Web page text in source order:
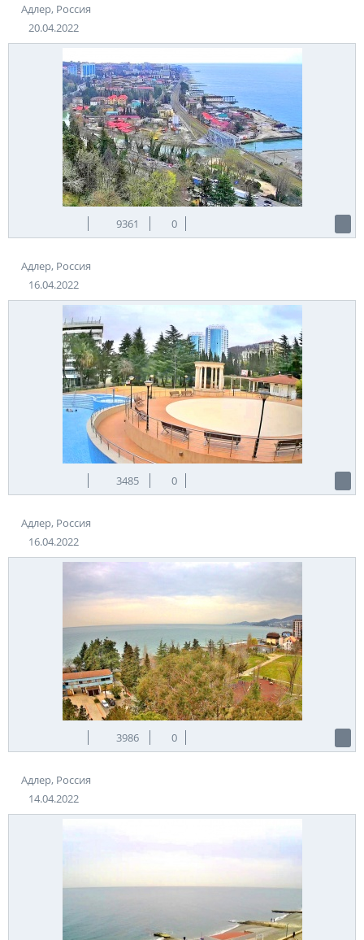
Адлер, Россия
20.04.2022
9361 0
Адлер, Россия
16.04.2022
3485 0
Адлер, Россия
16.04.2022
3986 0
Адлер, Россия
14.04.2022